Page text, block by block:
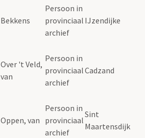
Bekkens
Persoon in
provinciaal
archief
IJzendijke
Over 't Veld,
van
Persoon in
provinciaal
archief
Cadzand
Oppen, van
Persoon in
provinciaal
archief
Sint
Maartensdijk